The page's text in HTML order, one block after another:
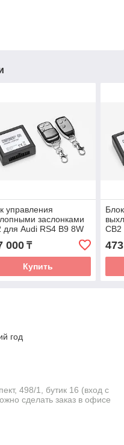
управления
заслонками
для Audi RS4 B9 8W
GEN2
000₸
Купить
CB2
год
498/1, бутик 16 (вход с
сделать заказ в офисе